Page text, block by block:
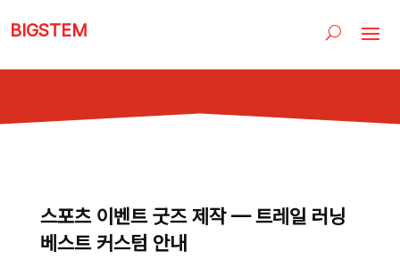
BIGSTEM
스포츠 이벤트 굿즈 제작 — 트레일 러닝
베스트 커스텀 안내